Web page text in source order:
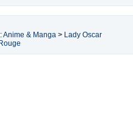
Anime & Manga > Lady Oscar